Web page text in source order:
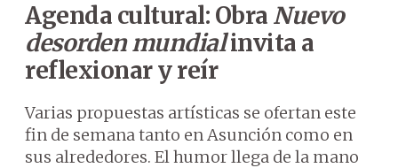
Agenda cultural: Obra Nuevo
desorden mundialinvita a
reflexionar y reír
Varias propuestas artísticas se ofertan este
fin de semana tanto en Asunción como en
sus alrededores. El humor llega de la mano